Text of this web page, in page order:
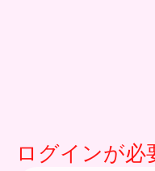
ログインが必